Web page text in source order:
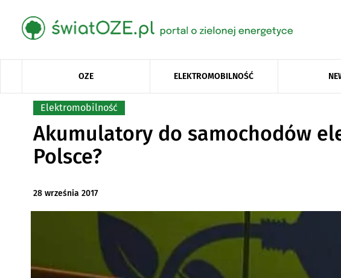
OZE ELEKTROMOBILNOŚĆ
Elektromobilność
Akumulatory do samochodów
Polsce?
28 września 2017